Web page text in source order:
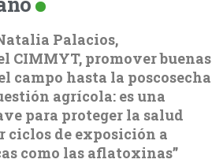
Palacios,
CIMMYT, promover buenas
campo hasta la poscosecha
agrícola: es una
para proteger la salud
ciclos de exposición a
como las aflatoxinas”